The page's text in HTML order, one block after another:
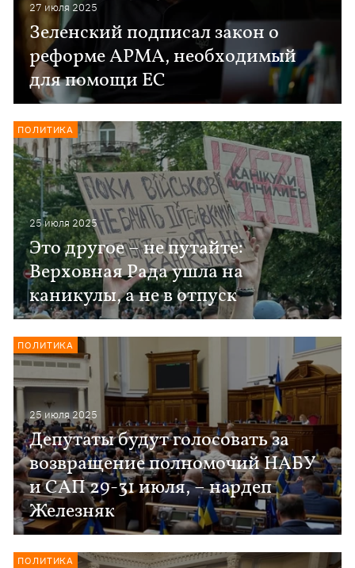
27 июля 2025
Зеленский подписал закон о
реформе АРМА, необходимый
для помощи ЕС
25 июля 2025
Это другое – не путайте:
Верховная Рада ушла на
каникулы, а не в отпуск
ПОЛИТИКА
25 июля 2025
Депутаты будут голосовать за
возвращение полномочий НАБУ
и САП 29-31 июля, – нардеп
Железняк
ПОЛИТИКА
ПОЛИТИКА